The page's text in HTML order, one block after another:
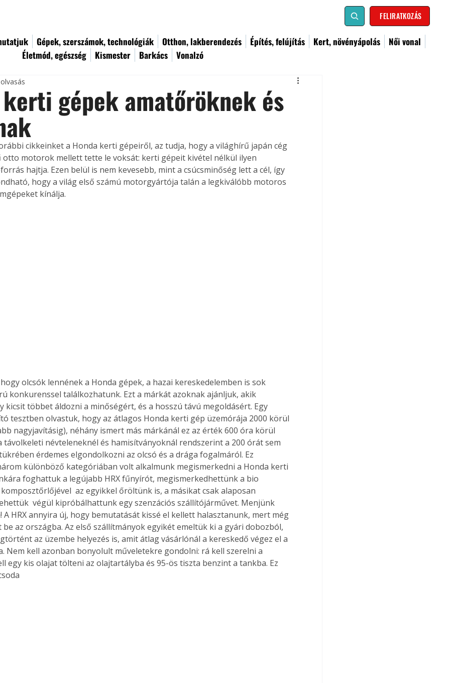
FELIRATKOZÁS
Gépek, szerszámok, technológiák Otthon, lakberendezés Építés, felújítás Kert, növényápolás
Női vonal
Életmód, egészség
Kismester Barkács Vonalzó
kerti gépek amatőröknek és
cikkeinket a Honda kerti gépeiről, az tudja, hogy a világhírű japán cég
otto motorok mellett tette le voksát: kerti gépeit kivétel nélkül ilyen
hajtja. Ezen belül is nem kevesebb, mint a csúcsminőség lett a cél, így
hogy a világ első számú motorgyártója talán a legkiválóbb motoros
kínálja.
olcsók lennének a Honda gépek, a hazai kereskedelemben is sok
konkurenssel találkozhatunk. Ezt a márkát azoknak ajánljuk, akik
kicsit többet áldozni a minőségért, és a hosszú távú megoldásért. Egy
tesztben olvastuk, hogy az átlagos Honda kerti gép üzemórája 2000 körül
nagyjavításig), néhány ismert más márkánál ez az érték 600 óra körül
távolkeleti névteleneknél és hamisítványoknál rendszerint a 200 órát sem
érdemes elgondolkozni az olcsó és a drága fogalmáról. Ez
különböző kategóriában volt alkalmunk megismerkedni a Honda kerti
foghattuk a legújabb HRX fűnyírót, megismerkedhettünk a bio
 az egyikkel őröltünk is, a másikat csak alaposan
 végül kipróbálhattunk egy szenzációs szállítójárművet. Menjünk
A HRX annyira új, hogy bemutatását kissé el kellett halasztanunk, mert még
be az országba. Az első szállítmányok egyikét emeltük ki a gyári dobozból,
az üzembe helyezés is, amit átlag vásárlónál a kereskedő végez el a
Nem kell azonban bonyolult műveletekre gondolni: rá kell szerelni a
egy kis olajat tölteni az olajtartályba és 95-ös tiszta benzint a tankba. Ez